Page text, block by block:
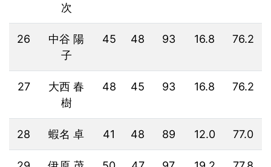
次
26
中谷 陽
子
45 48 93 16.8 76.2
27
大西 春
樹
48 45 93 16.8 76.2
28 蝦名 卓 41 48 89 12.0 77.0